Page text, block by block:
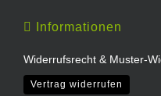
Informationen
Widerrufsrecht & Muster-
Vertrag widerrufen